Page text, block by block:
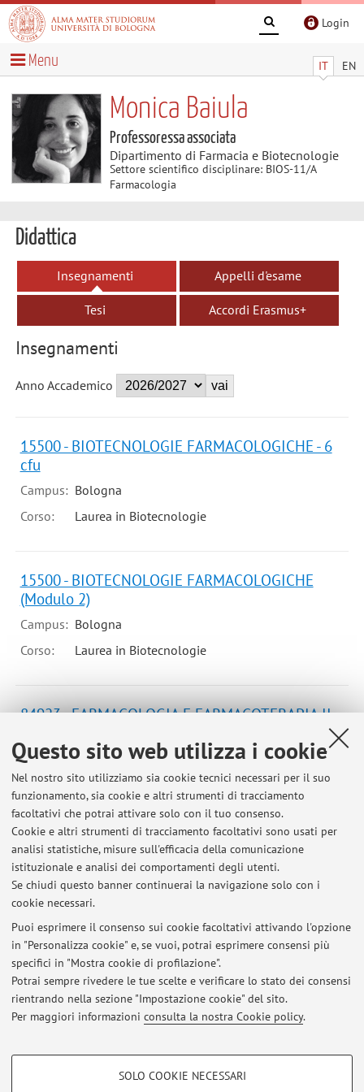
Questo sito web utilizza i cookie
Nel nostro sito utilizziamo sia cookie tecnici necessari per il suo
funzionamento, sia cookie e altri strumenti di tracciamento
facoltativi che potrai attivare solo con il tuo consenso.
Cookie e altri strumenti di tracciamento facoltativi sono usati per
analisi statistiche, misure sull'efficacia della comunicazione
istituzionale e analisi dei comportamenti degli utenti.
Se chiudi questo banner continuerai la navigazione solo con i
cookie necessari.
Puoi esprimere il consenso sui cookie facoltativi attivando l'opzione
in "Personalizza cookie" e, se vuoi, potrai esprimere consensi più
specifici in "Mostra cookie di profilazione".
Potrai sempre rivedere le tue scelte e verificare lo stato dei consensi
rientrando nella sezione "Impostazione cookie" del sito.
Per maggiori informazioni consulta la nostra Cookie policy.
COOKIE DI PROFILAZIONE - FACOLTATIVI
SOLO COOKIE NECESSARI
Login
IT EN
Menu
Monica Baiula
Professoressa associata
Dipartimento di Farmacia e Biotecnologie
Settore scientifico disciplinare: BIOS-11/A
Farmacologia
Didattica
Insegnamenti Appelli d'esame
Tesi Accordi Erasmus+
Insegnamenti
Anno Accademico
15500 - BIOTECNOLOGIE FARMACOLOGICHE - 6
cfu
Campus: Bologna
Corso:
Laurea in Biotecnologie
15500 - BIOTECNOLOGIE FARMACOLOGICHE
(Modulo 2)
Campus: Bologna
Corso:
Laurea in Biotecnologie
84923 - FARMACOLOGIA E FARMACOTERAPIA II
Campus:Bologna
Corso:
Laurea Magistrale a Ciclo Unico in Farmacia
Periodo delle lezioni: dal 1 ottobre 2026 al 10 dicembre
2026
Orario delle lezioni
Ultimi avvisi
Al momento non sono presenti avvisi.